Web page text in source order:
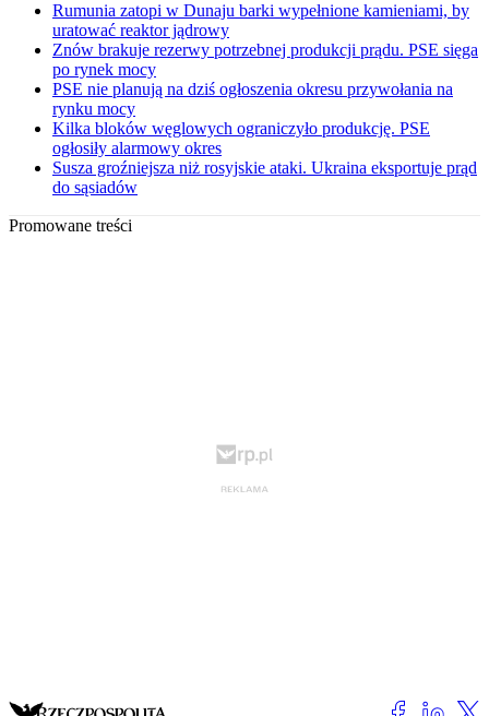
Rumunia zatopi w Dunaju barki wypełnione kamieniami, by
uratować reaktor jądrowy
Znów brakuje rezerwy potrzebnej produkcji prądu. PSE sięga
po rynek mocy
PSE nie planują na dziś ogłoszenia okresu przywołania na
rynku mocy
Kilka bloków węglowych ograniczyło produkcję. PSE
ogłosiły alarmowy okres
Susza groźniejsza niż rosyjskie ataki. Ukraina eksportuje prąd
do sąsiadów
Promowane treści